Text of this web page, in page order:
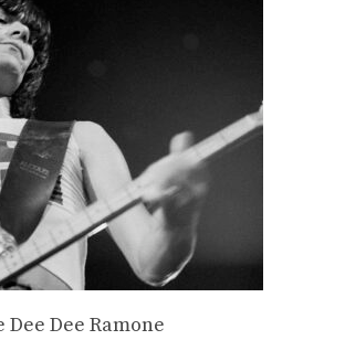
Dee Dee Ramone